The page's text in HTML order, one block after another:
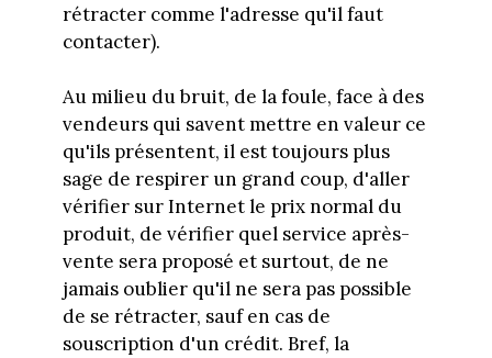
rétracter comme l'adresse qu'il faut
contacter).
Au milieu du bruit, de la foule, face à des
vendeurs qui savent mettre en valeur ce
qu'ils présentent, il est toujours plus
sage de respirer un grand coup, d'aller
vérifier sur Internet le prix normal du
produit, de vérifier quel service après-
vente sera proposé et surtout, de ne
jamais oublier qu'il ne sera pas possible
de se rétracter, sauf en cas de
souscription d'un crédit. Bref, la